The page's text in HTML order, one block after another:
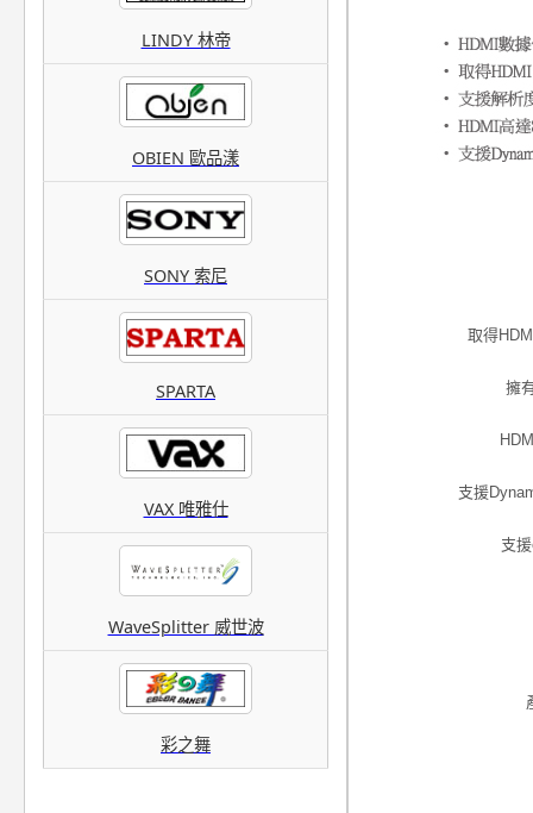
LINDY 林帝
OBIEN 歐品漾
SONY 索尼
SPARTA
VAX 唯雅仕
WaveSplitter 威世波
彩之舞
取得
擁
支援
支